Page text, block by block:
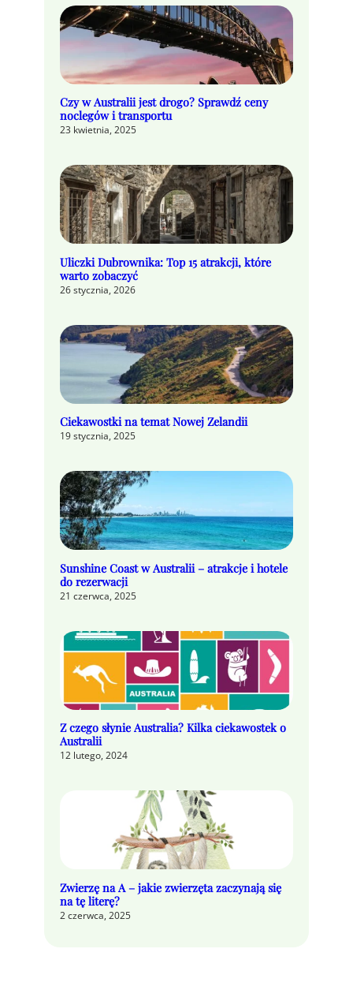
Czy w Australii jest drogo? Sprawdź ceny
noclegów i transportu
23 kwietnia, 2025
Uliczki Dubrownika: Top 15 atrakcji, które
warto zobaczyć
26 stycznia, 2026
Ciekawostki na temat Nowej Zelandii
19 stycznia, 2025
Sunshine Coast w Australii – atrakcje i hotele
do rezerwacji
21 czerwca, 2025
Z czego słynie Australia? Kilka ciekawostek o
Australii
12 lutego, 2024
Zwierzę na A – jakie zwierzęta zaczynają się
na tę literę?
2 czerwca, 2025